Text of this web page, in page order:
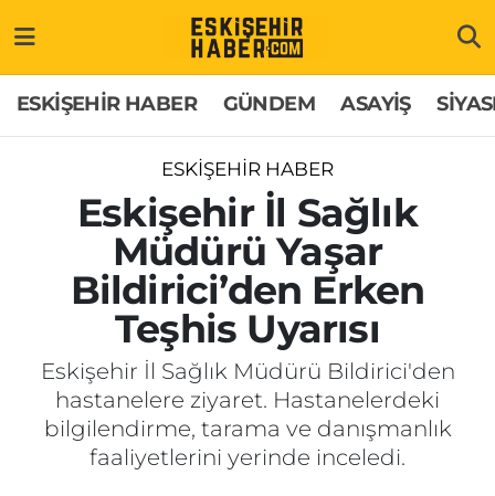
ESKİŞEHİR HABER GÜNDEM ASAYİŞ
ESKİŞEHİR HABER
Eskişehir İl Sağlık
Müdürü Yaşar
Bildirici’den Erken
Teşhis Uyarısı
Eskişehir İl Sağlık Müdürü Bildirici'den
hastanelere ziyaret. Hastanelerdeki
bilgilendirme, tarama ve danışmanlık
faaliyetlerini yerinde inceledi.
GÜNDEM
ASAYİŞ
SİYASET
EKONOMİ
SAĞLIK
EĞİTİM
Hakkımızda
İletişim
Künye
Odunpazarı Trafik Yoğunluk Haritası
Süper Lig Puan Durumu ve Fikstür
Tüm Manşetler
Son Dakika Haberleri
Haber Arşivi